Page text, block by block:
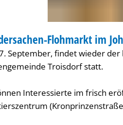
Flohmarkt im
September, findet wieder
Troisdorf statt.
Interessierte im frisch